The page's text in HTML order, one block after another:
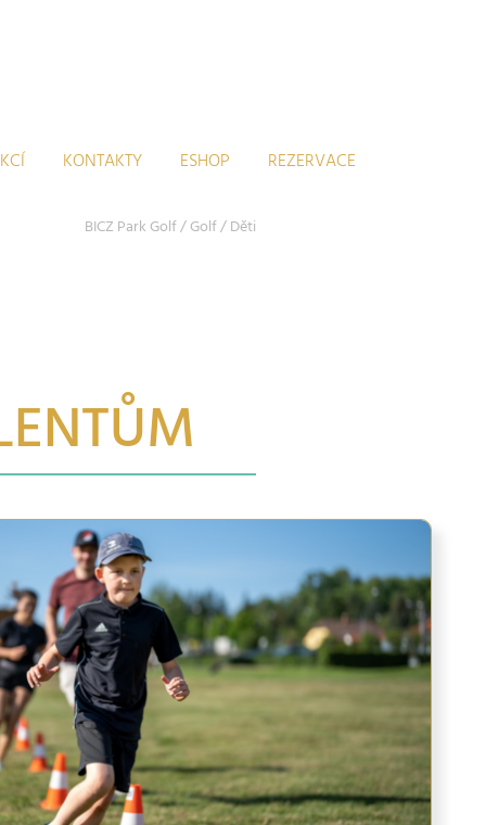
KONTAKTY ESHOP REZERVACE
BICZ Park Golf/Golf/Děti